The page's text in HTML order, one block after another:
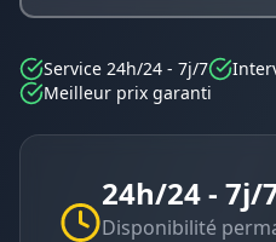
Service 24h/24 - 7j/7
Meilleur prix garanti
24h/24 - 7j/
Disponibilité